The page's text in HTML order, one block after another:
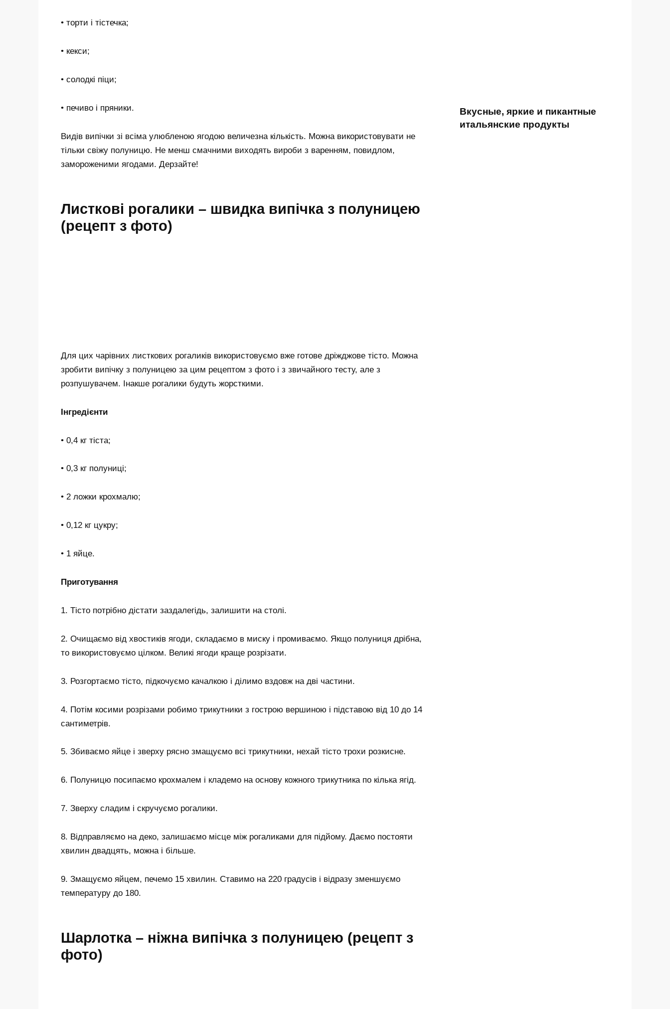
• торти і тістечка;
• кекси;
• солодкі піци;
• печиво і пряники.
Видів випічки зі всіма улюбленою ягодою величезна кількість. Можна використовувати не
тільки свіжу полуницю. Не менш смачними виходять вироби з варенням, повидлом,
замороженими ягодами. Дерзайте!
Листкові рогалики – швидка випічка з полуницею
(рецепт з фото)
Для цих чарівних листкових рогаликів використовуємо вже готове дріжджове тісто. Можна
зробити випічку з полуницею за цим рецептом з фото і з звичайного тесту, але з
розпушувачем. Інакше рогалики будуть жорсткими.
Інгредієнти
• 0,4 кг тіста;
• 0,3 кг полуниці;
• 2 ложки крохмалю;
• 0,12 кг цукру;
• 1 яйце.
Приготування
1. Тісто потрібно дістати заздалегідь, залишити на столі.
2. Очищаємо від хвостиків ягоди, складаємо в миску і промиваємо. Якщо полуниця дрібна,
то використовуємо цілком. Великі ягоди краще розрізати.
3. Розгортаємо тісто, підкочуємо качалкою і ділимо вздовж на дві частини.
4. Потім косими розрізами робимо трикутники з гострою вершиною і підставою від 10 до 14
сантиметрів.
5. Збиваємо яйце і зверху рясно змащуємо всі трикутники, нехай тісто трохи розкисне.
6. Полуницю посипаємо крохмалем і кладемо на основу кожного трикутника по кілька ягід.
7. Зверху сладим і скручуємо рогалики.
8. Відправляємо на деко, залишаємо місце між рогаликами для підйому. Даємо постояти
хвилин двадцять, можна і більше.
9. Змащуємо яйцем, печемо 15 хвилин. Ставимо на 220 градусів і відразу зменшуємо
температуру до 180.
Шарлотка – ніжна випічка з полуницею (рецепт з
фото)
Вкусные, яркие и пикантные
итальянские продукты